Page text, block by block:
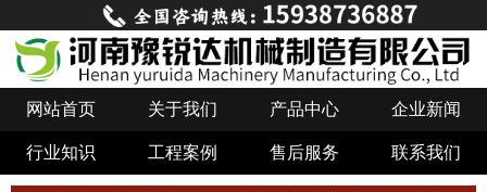
网站首页 关于我们 产品中心 企业新闻
行业知识 工程案例 售后服务 联系我们